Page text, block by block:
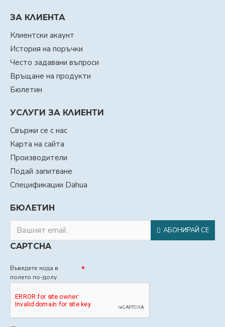
ЗА КЛИЕНТА
Клиентски акаунт
История на поръчки
Често задавани въпроси
Връщане на продукти
Бюлетин
УСЛУГИ ЗА КЛИЕНТИ
Свържи се с нас
Карта на сайта
Производители
Подай запитване
Спецификации Dahua
БЮЛЕТИН
АБОНИРАЙ СЕ
CAPTCHA
Въведете кода в
полето по-долу